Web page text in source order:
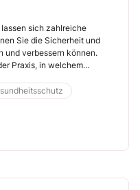
sich zahlreiche
Sie die Sicherheit und
und verbessern können.
Praxis, in welchem